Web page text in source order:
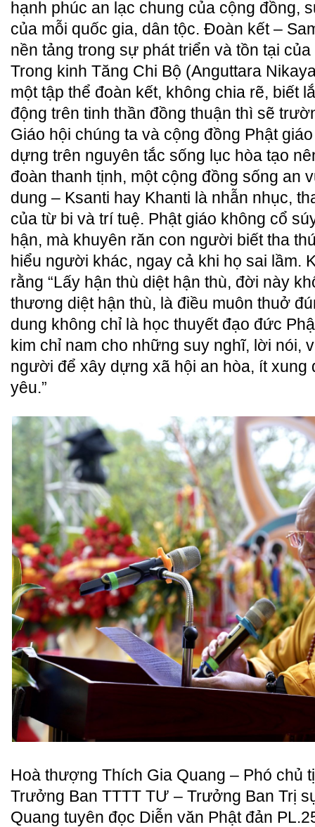
hạnh phúc an lạc chung của cộng đồng,
của mỗi quốc gia, dân tộc. Đoàn kết –
nền tảng trong sự phát triển và tồn tại
Trong kinh Tăng Chi Bộ (Anguttara
một tập thể đoàn kết, không chia rẽ, biết
động trên tinh thần đồng thuận thì sẽ
Giáo hội chúng ta và cộng đồng Phật
dựng trên nguyên tắc sống lục hòa tạo
đoàn thanh tịnh, một cộng đồng sống an
dung – Ksanti hay Khanti là nhẫn nhục,
của từ bi và trí tuệ. Phật giáo không cổ
hận, mà khuyên răn con người biết tha
hiểu người khác, ngay cả khi họ sai lầm.
rằng “Lấy hận thù diệt hận thù, đời này
thương diệt hận thù, là điều muôn thuở
dung không chỉ là học thuyết đạo đức
kim chỉ nam cho những suy nghĩ, lời nói,
người để xây dựng xã hội an hòa, ít xung
yêu.”
Hoà thượng Thích Gia Quang – Phó chủ
Trưởng Ban TTTT TƯ – Trưởng Ban Trị
Quang tuyên đọc Diễn văn Phật đản